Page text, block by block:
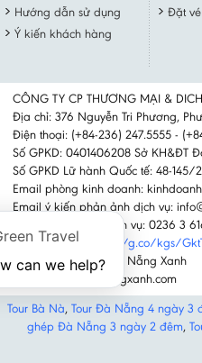
Hướng dẫn sử dụng
Ý kiến khách hàng
Đặt
CÔNG TY CP THƯƠNG MẠI &
Địa chỉ: 376 Nguyễn Tri Phương,
Điện thoại: (+84-236) 247.5555 -
Số GPKD: 0401406208 Sở KH&ĐT
Số GPKD Lữ hành Quốc tế: 48-145/
Email phòng kinh doanh:
Email ý kiến phản ảnh dịch vụ:
Hotline phản ánh dịch vụ: 0236 3
Google Maps:
https://g.co/kgs/
Facebook: Du lịch Đà Nẵng Xanh
Website: www.danangxanh.com
Tour Bà Nà, Tour Đà Nẵng 4 ngày 3
ghép Đà Nẵng 3 ngày 2 đêm,
Travel
can we help?